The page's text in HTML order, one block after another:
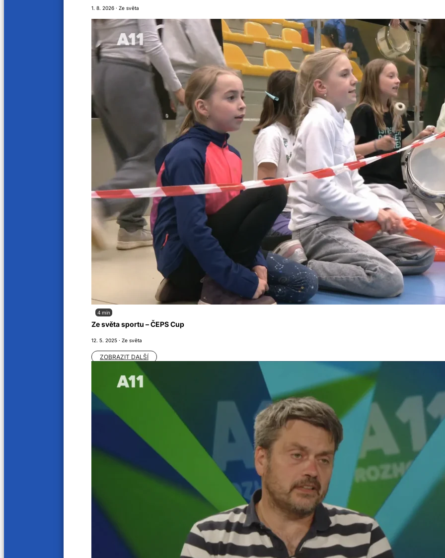
1. 8. 2026 · Ze světa
4 min
Ze světa sportu – ČEPS Cup
12. 5. 2025 · Ze světa
ZOBRAZIT DALŠÍ